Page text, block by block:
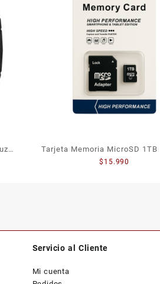
Tarjeta Memoria MicroSD 1TB
Adaptador
$ 15.990
Servicio al Cliente
Mi cuenta